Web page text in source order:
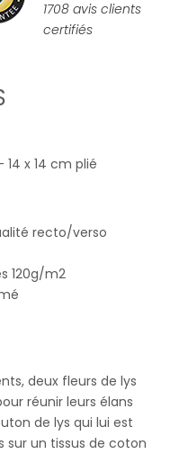
1708 avis clients
certifiés
x 14 cm plié
recto/verso
120g/m2
deux fleurs de lys
réunir leurs élans
de lys qui lui est
sur un tissus de coton